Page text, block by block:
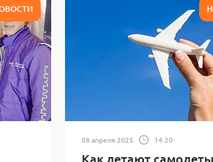
08 апреля 2025 14:20
Как летают